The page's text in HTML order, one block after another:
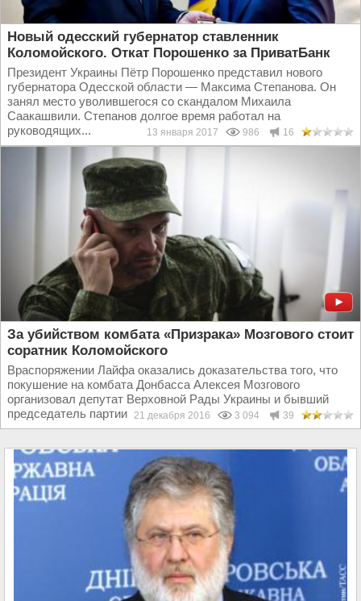
Новый одесский губернатор ставленник
Коломойского. Откат Порошенко за ПриватБанк
Президент Украины Пётр Порошенко представил нового
губернатора Одесской области — Максима Степанова. Он
занял место уволившегося со скандалом Михаила
Саакашвили. Степанов долгое время работал на
руководящих...
13 января 2017 986 16
За убийством комбата «Призрака» Мозгового стоит
соратник Коломойского
Враспоряжении Лайфа оказались доказательства того, что
покушение на комбата Донбасса Алексея Мозгового
организовал депутат Верховной Рады Украины и бывший
председатель партии «Укроп» Геннадий Корбан По данным...
21 декабря 2016 3 094 39